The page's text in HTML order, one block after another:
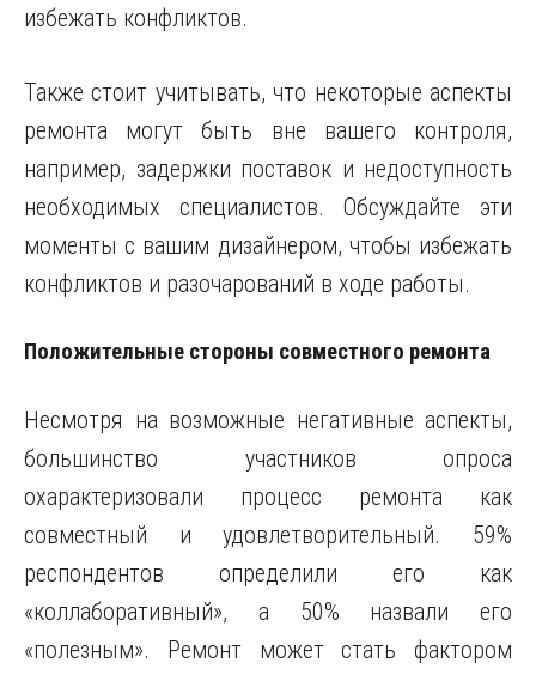
избежать конфликтов.
Также стоит учитывать, что некоторые аспекты
ремонта могут быть вне вашего контроля,
например, задержки поставок и недоступность
необходимых специалистов. Обсуждайте эти
моменты с вашим дизайнером, чтобы избежать
конфликтов и разочарований в ходе работы.
Положительные стороны совместного ремонта
Несмотря на возможные негативные аспекты,
большинство участников опроса
охарактеризовали процесс ремонта как
совместный и удовлетворительный. 59%
респондентов определили его как
«коллаборативный», а 50% назвали его
«полезным». Ремонт может стать фактором